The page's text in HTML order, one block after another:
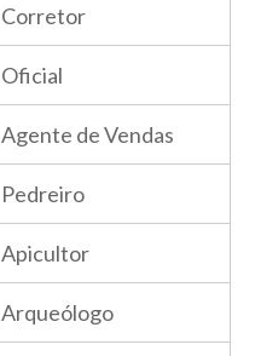
Corretor
Oficial
Agente de Vendas
Pedreiro
Apicultor
Arqueólogo